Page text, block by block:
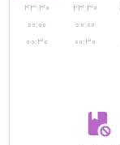
۲۳:۳۰
۰۰:۰۰
۰۰:۳۰
۲۳:۳۰
۰۰:۰۰
۰۰:۳۰